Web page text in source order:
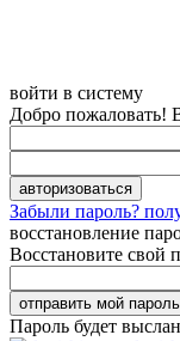
войти в систему
Добро пожаловать!
Забыли пароль?
восстановление
Восстановите свой
Пароль будет